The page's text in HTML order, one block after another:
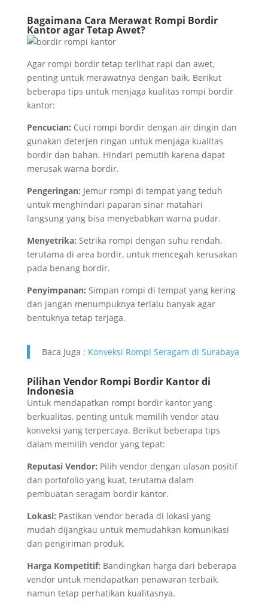
Bagaimana Cara Merawat Rompi Bordir
Kantor agar Tetap Awet?
Agar rompi bordir tetap terlihat rapi dan awet,
penting untuk merawatnya dengan baik. Berikut
beberapa tips untuk menjaga kualitas rompi bordir
kantor:
Pencucian: Cuci rompi bordir dengan air dingin dan
gunakan deterjen ringan untuk menjaga kualitas
bordir dan bahan. Hindari pemutih karena dapat
merusak warna bordir.
Pengeringan: Jemur rompi di tempat yang teduh
untuk menghindari paparan sinar matahari
langsung yang bisa menyebabkan warna pudar.
Menyetrika: Setrika rompi dengan suhu rendah,
terutama di area bordir, untuk mencegah kerusakan
pada benang bordir.
Penyimpanan: Simpan rompi di tempat yang kering
dan jangan menumpuknya terlalu banyak agar
bentuknya tetap terjaga.
Baca Juga : Konveksi Rompi Seragam di Surabaya
Pilihan Vendor Rompi Bordir Kantor di
Indonesia
Untuk mendapatkan rompi bordir kantor yang
berkualitas, penting untuk memilih vendor atau
konveksi yang terpercaya. Berikut beberapa tips
dalam memilih vendor yang tepat:
Reputasi Vendor: Pilih vendor dengan ulasan positif
dan portofolio yang kuat, terutama dalam
pembuatan seragam bordir kantor.
Lokasi: Pastikan vendor berada di lokasi yang
mudah dijangkau untuk memudahkan komunikasi
dan pengiriman produk.
Harga Kompetitif: Bandingkan harga dari beberapa
vendor untuk mendapatkan penawaran terbaik,
namun tetap perhatikan kualitasnya.